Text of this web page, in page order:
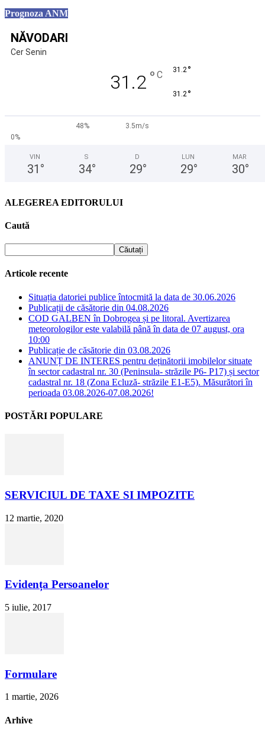
Prognoza ANM
NĂVODARI
Cer Senin
31.2 ° C 31.2°
31.2°
48%
3.5m/s
0%
VIN
31 °
S
34°
D
29°
LUN
29°
MAR
30°
ALEGEREA EDITORULUI
Caută
Articole recente
Situația datoriei publice întocmită la data de 30.06.2026
Publicații de căsătorie din 04.08.2026
COD GALBEN în Dobrogea și pe litoral. Avertizarea
meteorologilor este valabilă până în data de 07 august, ora
10:00
Publicație de căsătorie din 03.08.2026
ANUNȚ DE INTERES pentru deținătorii imobilelor situate
în sector cadastral nr. 30 (Peninsula- străzile P6- P17) și sector
cadastral nr. 18 (Zona Ecluză- străzile E1-E5). Măsurători în
perioada 03.08.2026-07.08.2026!
POSTĂRI POPULARE
SERVICIUL DE TAXE SI IMPOZITE
12 martie, 2020
Evidența Persoanelor
5 iulie, 2017
Formulare
1 martie, 2026
Arhive